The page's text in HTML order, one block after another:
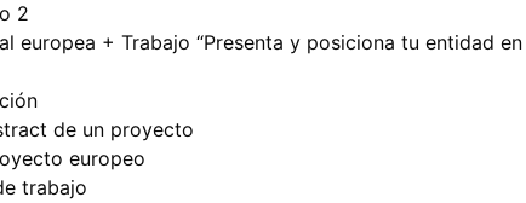
2
europea + Trabajo “Presenta y posiciona tu entidad en
de un proyecto
europeo
trabajo